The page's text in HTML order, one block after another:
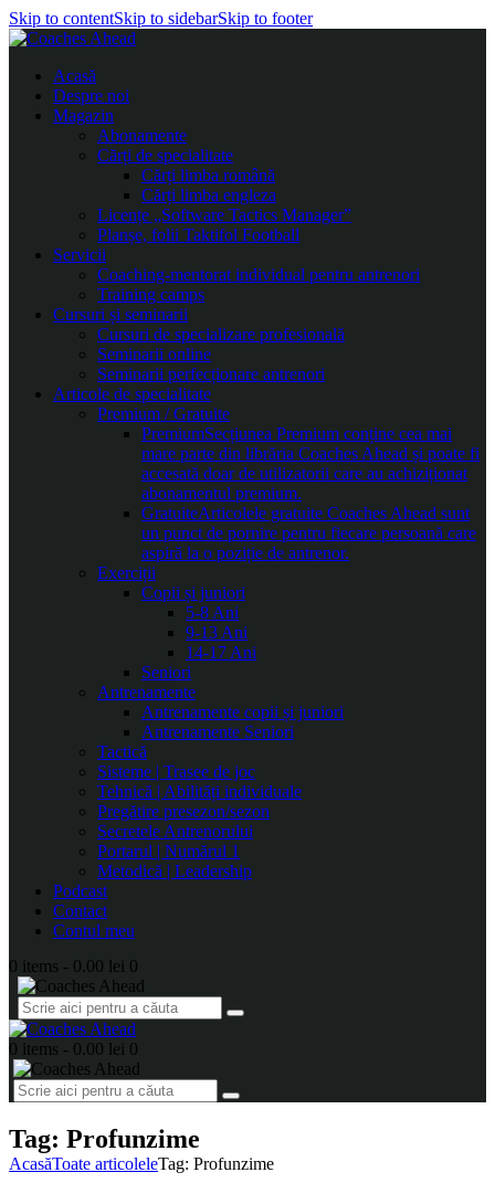
Skip to contentSkip to sidebarSkip to footer
Acasă
Despre noi
Magazin
Abonamente
Cărți de specialitate
Cărți limba română
Cărți limba engleza
Licențe „Software Tactics Manager”
Planșe, folii Taktifol Football
Servicii
Coaching-mentorat individual pentru antrenori
Training camps
Cursuri și seminarii
Cursuri de specializare profesională
Seminarii online
Seminarii perfecționare antrenori
Articole de specialitate
Premium / Gratuite
PremiumSecțiunea Premium conține cea mai
mare parte din librăria Coaches Ahead și poate fi
accesată doar de utilizatorii care au achiziționat
abonamentul premium.
GratuiteArticolele gratuite Coaches Ahead sunt
un punct de pornire pentru fiecare persoană care
aspiră la o poziție de antrenor.
Exerciții
Copii și juniori
5-8 Ani
9-13 Ani
14-17 Ani
Seniori
Antrenamente
Antrenamente copii și juniori
Antrenamente Seniori
Tactică
Sisteme | Trasee de joc
Tehnică | Abilități individuale
Pregătire presezon/sezon
Secretele Antrenorului
Portarul | Numărul 1
Metodică | Leadership
Podcast
Contact
Contul meu
0 items - 0.00 lei 0
0 items - 0.00 lei 0
Tag: Profunzime
AcasăToate articoleleTag: Profunzime